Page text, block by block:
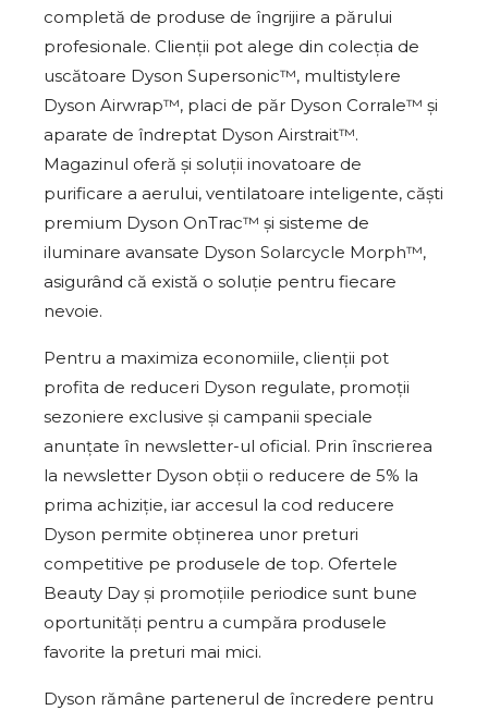
completă de produse de îngrijire a părului
profesionale. Clienții pot alege din colecția de
uscătoare Dyson Supersonic™, multistylere
Dyson Airwrap™, placi de păr Dyson Corrale™ și
aparate de îndreptat Dyson Airstrait™.
Magazinul oferă și soluții inovatoare de
purificare a aerului, ventilatoare inteligente, căști
premium Dyson OnTrac™ și sisteme de
iluminare avansate Dyson Solarcycle Morph™,
asigurând că există o soluție pentru fiecare
nevoie.
Pentru a maximiza economiile, clienții pot
profita de reduceri Dyson regulate, promoții
sezoniere exclusive și campanii speciale
anunțate în newsletter-ul oficial. Prin înscrierea
la newsletter Dyson obții o reducere de 5% la
prima achiziție, iar accesul la cod reducere
Dyson permite obținerea unor preturi
competitive pe produsele de top. Ofertele
Beauty Day și promoțiile periodice sunt bune
oportunități pentru a cumpăra produsele
favorite la preturi mai mici.
Dyson rămâne partenerul de încredere pentru